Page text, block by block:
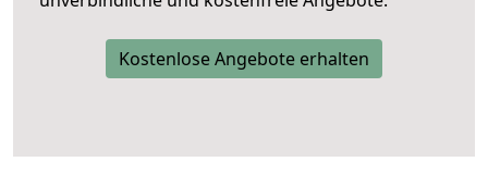
Kostenlose Angebote erhalten